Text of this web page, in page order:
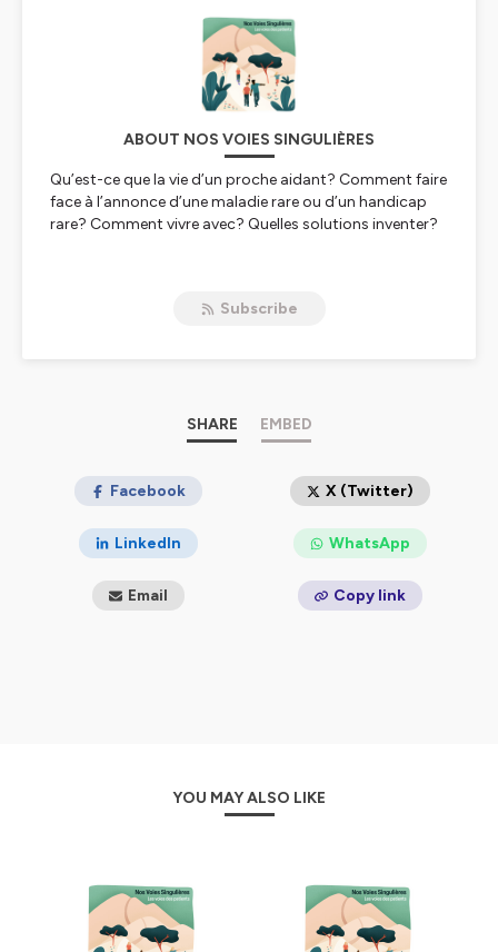
ABOUT NOS VOIES SINGULIÈRES
Qu’est-ce que la vie d’un proche aidant? Comment faire
face à l’annonce d’une maladie rare ou d’un handicap
rare? Comment vivre avec? Quelles solutions inventer?
maladies rares et handicaps rares. Ces témoins ont fait
Hébergé par Ausha. Visitez
ausha.co/politique-de-
pour plus d'informations.
Subscribe
SHARE EMBED
Facebook X (Twitter)
LinkedIn WhatsApp
Email Copy link
YOU MAY ALSO LIKE